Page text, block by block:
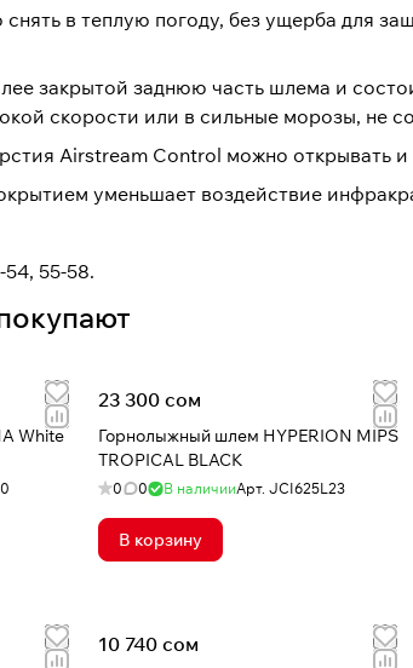
в теплую погоду, без ущерба для
закрытой заднюю часть шлема и
скорости или в сильные морозы, не
Airstream Control можно открывать
уменьшает воздействие
54, 55-58.
White
23 300 сом
Горнолыжный шлем HYPERION MIPS
TROPICAL BLACK
0 0 В наличииАрт.JCI625L23
В корзину
10 740 сом